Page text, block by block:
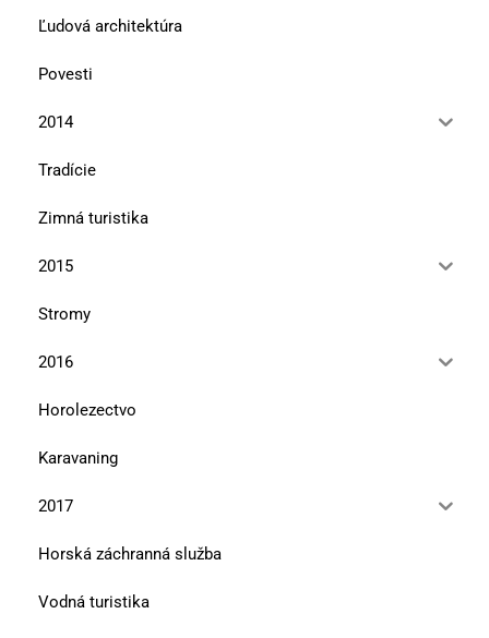
Ľudová architektúra
Povesti
2014
Tradície
Zimná turistika
2015
Stromy
2016
Horolezectvo
Karavaning
2017
Horská záchranná služba
Vodná turistika